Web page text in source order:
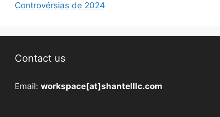
Controvérsias de 2024
Contact us
Email: workspace[at]shantelllc.com